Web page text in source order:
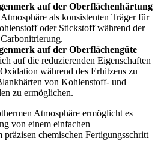
auf der Oberflächenhärtung
als konsistenten Träger für
oder Stickstoff während der
auf der Oberflächengüte
auf die reduzierenden Eigenschaften
während des Erhitzens zu
von Kohlenstoff- und
zu ermöglichen.
Atmosphäre ermöglicht es
von einem einfachen
präzisen chemischen Fertigungsschritt